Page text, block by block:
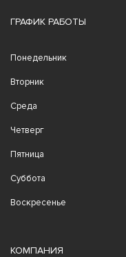
ГРАФИК РАБОТЫ
Понедельник
Вторник
Среда
Четверг
Пятница
Суббота
Воскресенье
КОМПАНИЯ